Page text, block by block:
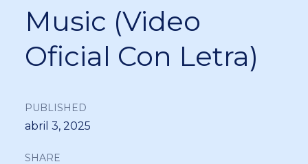
Music (Video
Oficial Con Letra)
PUBLISHED
abril 3, 2025
SHARE